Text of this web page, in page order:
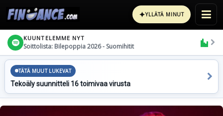
✦YLLÄTÄ MINUT
KUUNTELEMME NYT
Soittolista: Bilepoppia 2026 - Suomihitit
TÄTÄ MUUT LUKEVAT
Tekoäly suunnitteli 16 toimivaa virusta